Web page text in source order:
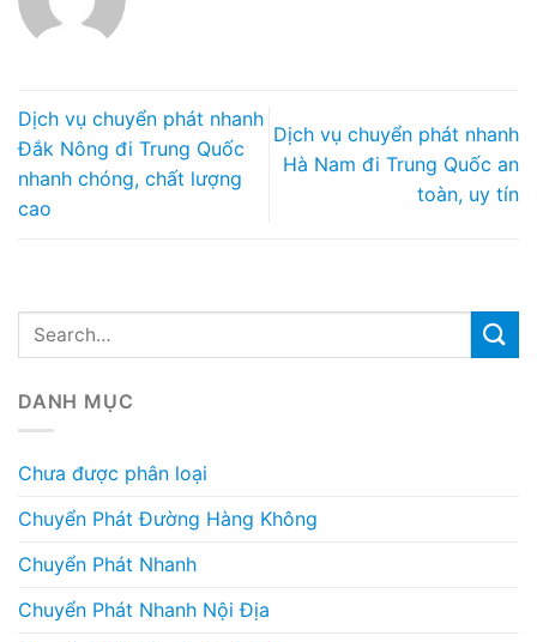
Dịch vụ chuyển phát nhanh
Đắk Nông đi Trung Quốc
nhanh chóng, chất lượng
cao
Dịch vụ chuyển phát nhanh
Hà Nam đi Trung Quốc an
toàn, uy tín
DANH MỤC
Chưa được phân loại
Chuyển Phát Đường Hàng Không
Chuyển Phát Nhanh
Chuyển Phát Nhanh Nội Địa